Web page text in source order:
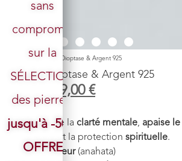
Pendentif n°5 Azurite Dioptase & Argent 925
Azurite Dioptase & Argent 925
€ 99,00 €
:Favorise la clarté mentale, apaise le
l’ et la protection spirituelle.
(Ajna), Coeur(anahata)
sans
compromis
sur la
SÉLECTION
des pierres.
jusqu'à -50%
OFFRE